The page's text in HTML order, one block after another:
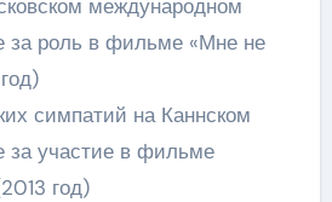
международном
за роль в фильме «Мне не
симпатий на Каннском
за участие в фильме
год)